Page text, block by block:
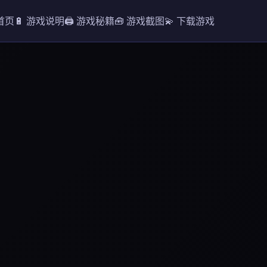
页 🔋 游戏说明🖨️ 游戏秘籍🧰 游戏截图💫 下载游戏